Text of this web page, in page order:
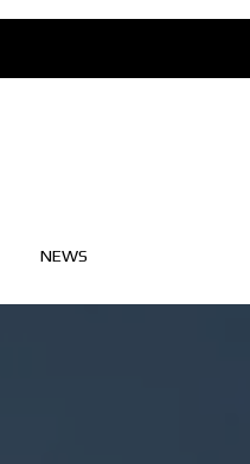
▼
NEWS